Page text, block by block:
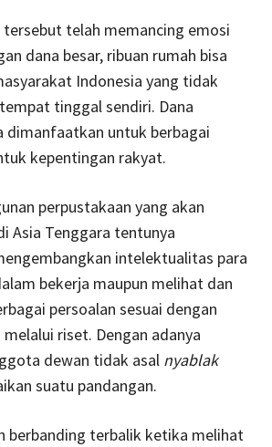
tersebut telah memancing emosi
dana besar, ribuan rumah bisa
Indonesia yang tidak
tinggal sendiri. Dana
dimanfaatkan untuk berbagai
kepentingan rakyat.
perpustakaan yang akan
Asia Tenggara tentunya
intelektualitas para
bekerja maupun melihat dan
persoalan sesuai dengan
riset. Dengan adanya
dewan tidak asal nyablak
suatu pandangan.
berbanding terbalik ketika melihat